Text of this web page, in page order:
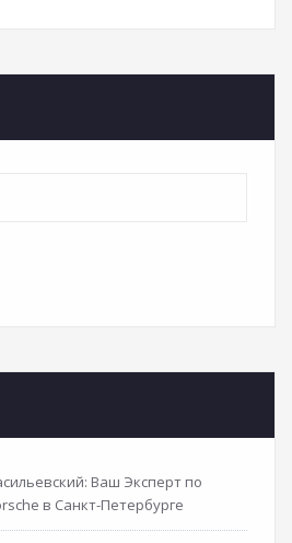
Ваш Эксперт по
в Санкт-Петербурге